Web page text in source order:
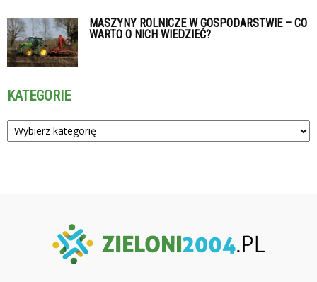
MASZYNY ROLNICZE W GOSPODARSTWIE – CO
WARTO O NICH WIEDZIEĆ?
KATEGORIE
Kategorie